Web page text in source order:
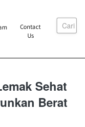
`
Contact
Us
Cari
Sehat
Berat